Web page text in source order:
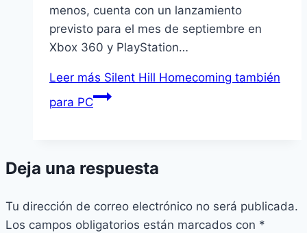
menos, cuenta con un lanzamiento
previsto para el mes de septiembre en
Xbox 360 y PlayStation…
Leer más Silent Hill Homecoming también
para PC
Deja una respuesta
Tu dirección de correo electrónico no será publicada.
Los campos obligatorios están marcados con *